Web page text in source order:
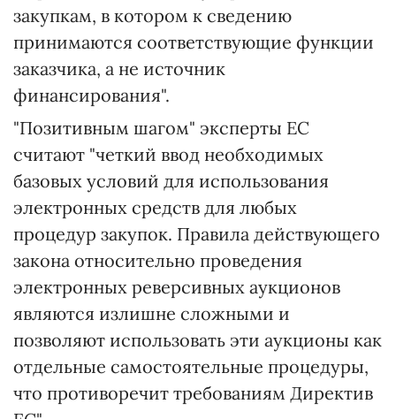
закупкам, в котором к сведению
принимаются соответствующие функции
заказчика, а не источник
финансирования".
"Позитивным шагом" эксперты ЕС
считают "четкий ввод необходимых
базовых условий для использования
электронных средств для любых
процедур закупок. Правила действующего
закона относительно проведения
электронных реверсивных аукционов
являются излишне сложными и
позволяют использовать эти аукционы как
отдельные самостоятельные процедуры,
что противоречит требованиям Директив